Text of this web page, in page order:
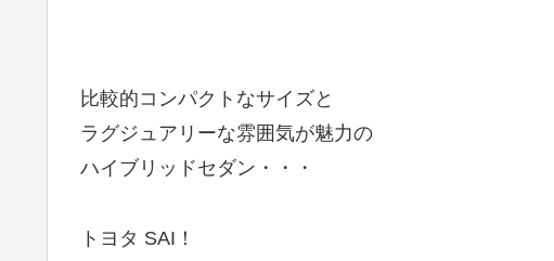
比較的コンパクトなサイズと
ラグジュアリーな雰囲気が魅力の
ハイブリッドセダン・・・
トヨタ SAI！